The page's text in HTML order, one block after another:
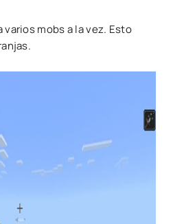
mobs a la vez. Esto